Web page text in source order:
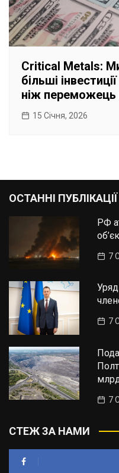
Critical Metals:
більші
ніж переможець
15 Січня, 2026
ОСТАННІ ПУБЛІКАЦІЇ
РФ
7
7
7
СТЕЖ ЗА НАМИ